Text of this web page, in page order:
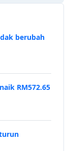
berubah
RM572.65